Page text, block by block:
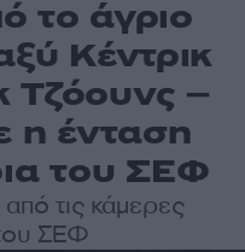
το άγριο
Κέντρικ
Τζόουνς –
η ένταση
του ΣΕΦ
τις κάμερες
ΣΕΦ